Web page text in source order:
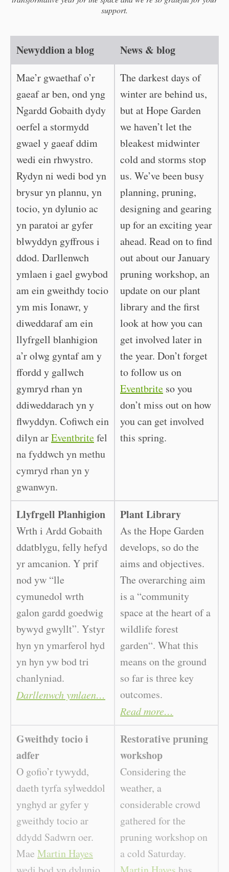
support.
Newyddion a blog News & blog
Mae’r gwaethaf o’r
gaeaf ar ben, ond yng
Ngardd Gobaith dydy
oerfel a stormydd
gwael y gaeaf ddim
wedi ein rhwystro.
Rydyn ni wedi bod yn
brysur yn plannu, yn
tocio, yn dylunio ac
yn paratoi ar gyfer
blwyddyn gyffrous i
ddod. Darllenwch
ymlaen i gael gwybod
am ein gweithdy tocio
ym mis Ionawr, y
diweddaraf am ein
llyfrgell blanhigion
a’r olwg gyntaf am y
ffordd y gallwch
gymryd rhan yn
ddiweddarach yn y
flwyddyn. Cofiwch ein
dilyn arEventbritefel
na fyddwch yn methu
cymryd rhan yn y
gwanwyn.
The darkest days of
winter are behind us,
but at Hope Garden
we haven’t let the
bleakest midwinter
cold and storms stop
us. We’ve been busy
planning, pruning,
designing and gearing
up for an exciting year
ahead. Read on to find
out about our January
pruning workshop, an
update on our plant
library and the first
look at how you can
get involved later in
the year. Don’t forget
to follow us on
Eventbrite so you
don’t miss out on how
you can get involved
this spring.
Llyfrgell Planhigion
Wrth i Ardd Gobaith
ddatblygu, felly hefyd
yr amcanion. Y prif
nod yw “lle
cymunedol wrth
galon gardd goedwig
bywyd gwyllt”. Ystyr
hyn yn ymarferol hyd
yn hyn yw bod tri
chanlyniad.
Darllenwch ymlaen…
Plant Library
As the Hope Garden
develops, so do the
aims and objectives.
The overarching aim
is a “community
space at the heart of a
wildlife forest
garden“. What this
means on the ground
so far is three key
outcomes.
Read more…
Gweithdy tocio i
adfer
O gofio’r tywydd,
daeth tyrfa sylweddol
ynghyd ar gyfer y
gweithdy tocio ar
ddydd Sadwrn oer.
Mae Martin Hayes
Restorative pruning
workshop
Considering the
weather, a
considerable crowd
gathered for the
pruning workshop on
a cold Saturday.